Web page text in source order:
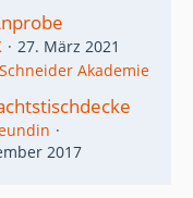
27. März 2021
Schneider Akademie
2017